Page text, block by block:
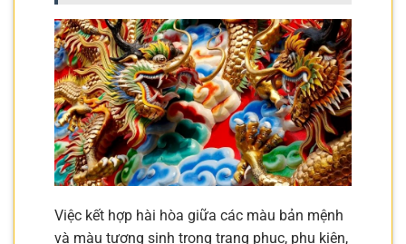
Việc kết hợp hài hòa giữa các màu bản mệnh
và màu tương sinh trong trang phục, phụ kiện,